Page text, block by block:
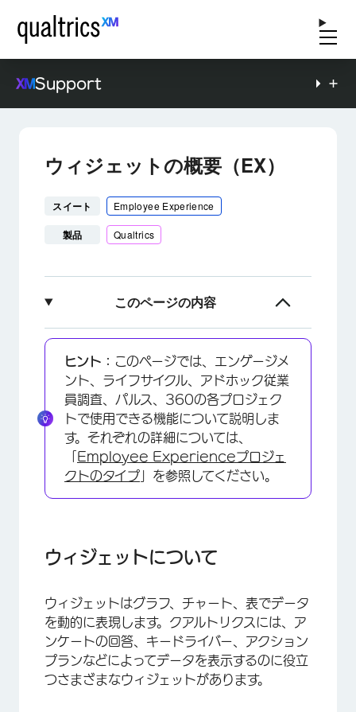
Support
ウィジェットの概要（EX）
スイート Employee Experience
製品 Qualtrics
このページの内容
ウィジェットについて
ウィジェットの追加
ウィジェットの編集
ウィジェットレベルのフィルターの追加
ウィジェットのエクスポート
ヒント： このページでは、エンゲージメ
ント、ライフサイクル、アドホック従業
員調査、パルス、360の各プロジェク
トで使用できる機能について説明しま
す。それぞれの詳細については、
Employee Experienceプロジェ
クトのタイプ 」を参照してください。
ウィジェットについて
ウィジェットはグラフ、チャート、表でデータ
を動的に表現します。クアルトリクスには、ア
ンケートの回答、キードライバー、アクション
プランなどによってデータを表示するのに役立
つさまざまなウィジェットがあります。